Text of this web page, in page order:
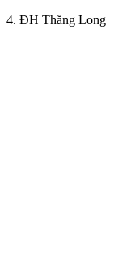
4. ĐH Thăng Long